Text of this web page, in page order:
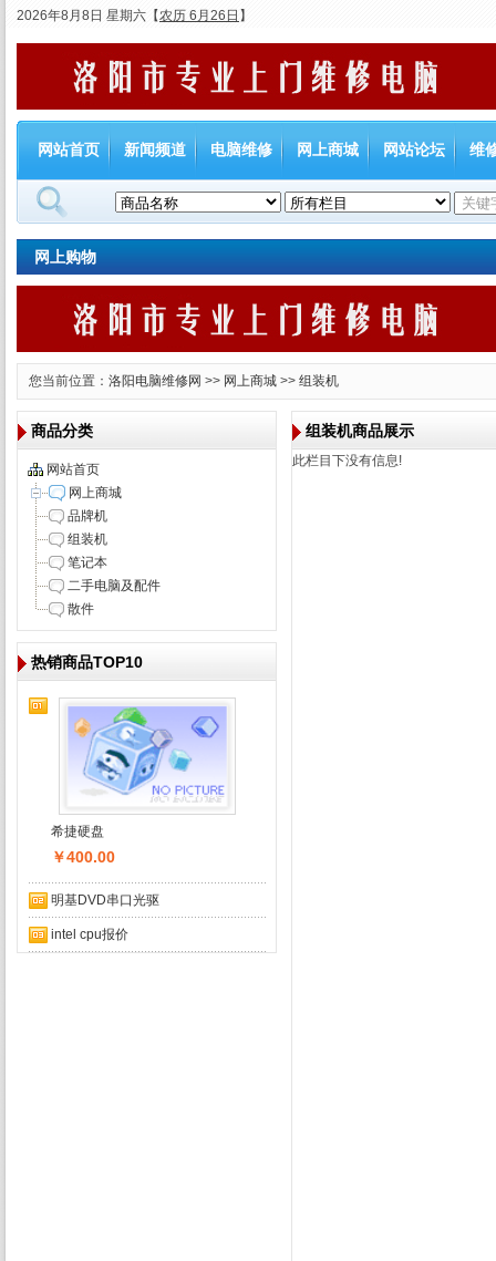
2026年8月8日 星期六 【农历 6月26日 】
网站首页 新闻频道 电脑维修 网上商城 网站论坛 维
网上购物
您当前位置： 洛阳电脑维修网 >> 网上商城 >> 组装机
商品分类
网站首页
网上商城
品牌机
组装机
笔记本
二手电脑及配件
散件
热销商品TOP10
希捷硬盘
￥400.00
明基DVD串口光驱
intel cpu报价
组装机商品展示
此栏目下没有信息!